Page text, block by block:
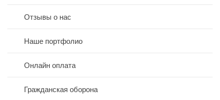
Отзывы о нас
Наше портфолио
Онлайн оплата
Гражданская оборона